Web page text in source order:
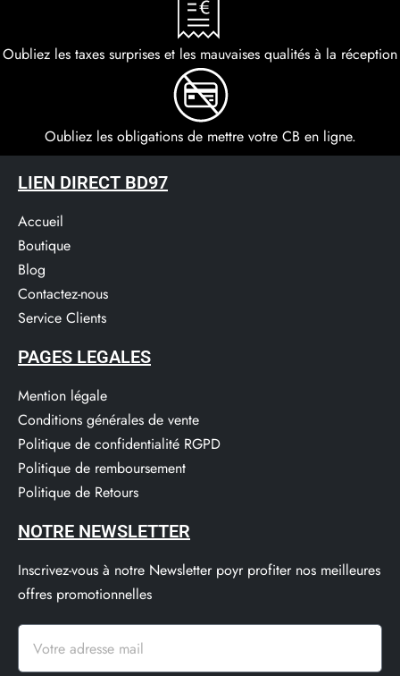
Oubliez les taxes surprises et les mauvaises qualités à la réception
Oubliez les obligations de mettre votre CB en ligne.
LIEN DIRECT BD97
Accueil
Boutique
Blog
Contactez-nous
Service Clients​
PAGES LEGALES
Mention légale
Conditions générales de vente
Politique de confidentialité RGPD
Politique de remboursement
Politique de Retours
NOTRE NEWSLETTER
Inscrivez-vous à notre Newsletter poyr profiter nos meilleures
offres promotionnelles